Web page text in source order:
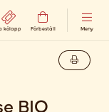
kölapp Förbeställ Meny
BIO